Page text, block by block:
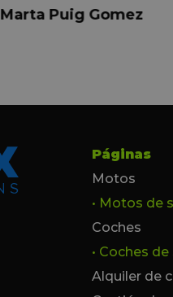
informando de forma
todos los pasos que
Marta Puig Gomez
Páginas
Motos
• Motos de
Coches
• Coches
Alquiler de